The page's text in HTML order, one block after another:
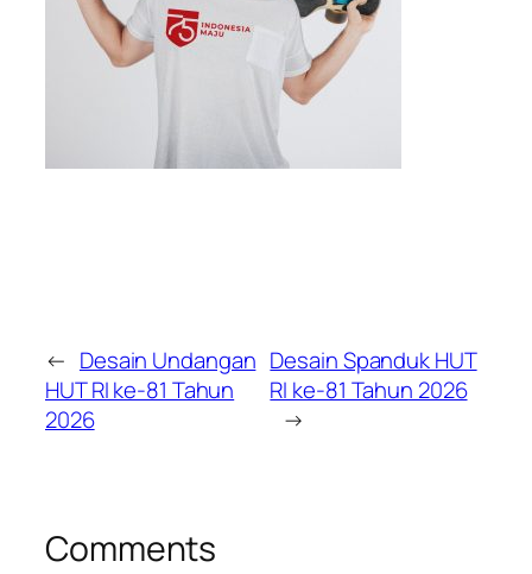
← Desain Undangan
HUT RI ke-81 Tahun
2026
Desain Spanduk HUT
RI ke-81 Tahun 2026
→
Comments